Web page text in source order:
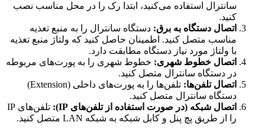
سانترال استفاده می‌کنید، ابتدا رک را در محل مناسب نصب
کنید.
اتصال دستگاه به برق: دستگاه سانترال را به منبع تغذیه
مناسب متصل کنید. اطمینان حاصل کنید که ولتاژ منبع تغذیه
با ولتاژ مورد نیاز دستگاه مطابقت دارد.
اتصال خطوط شهری: خطوط شهری را به پورت‌های مربوطه
در دستگاه سانترال متصل کنید.
اتصال تلفن‌ها:
تلفن‌ها را به پورت‌های داخلی (Extension)
دستگاه سانترال متصل کنید.
اتصال شبکه (در صورت استفاده از تلفن‌های IP):
تلفن‌های IP
را از طریق پچ پنل و کابل شبکه به شبکه LAN متصل کنید.